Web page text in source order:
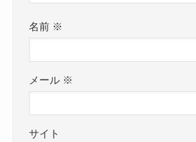
名前 ※
メール ※
サイト